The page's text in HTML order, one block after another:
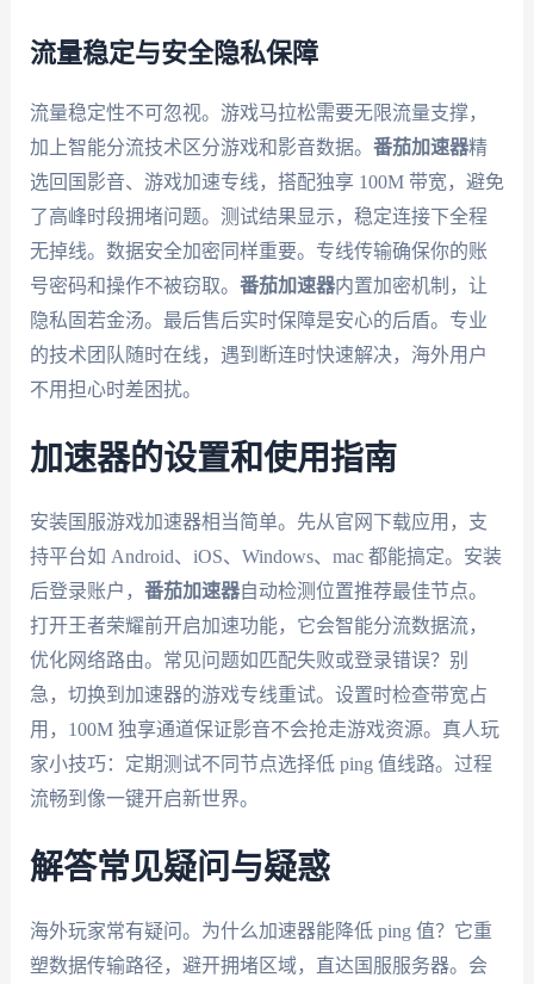
流量稳定与安全隐私保障
流量稳定性不可忽视。游戏马拉松需要无限流量支撑，
加上智能分流技术区分游戏和影音数据。 番茄加速器精
选回国影音、游戏加速专线，搭配独享 100M 带宽，避免
了高峰时段拥堵问题。测试结果显示，稳定连接下全程
无掉线。数据安全加密同样重要。专线传输确保你的账
号密码和操作不被窃取。 番茄加速器内置加密机制，让
隐私固若金汤。最后售后实时保障是安心的后盾。专业
的技术团队随时在线，遇到断连时快速解决，海外用户
不用担心时差困扰。
加速器的设置和使用指南
安装国服游戏加速器相当简单。先从官网下载应用，支
持平台如 Android、iOS、Windows、mac 都能搞定。安装
后登录账户， 番茄加速器自动检测位置推荐最佳节点。
打开王者荣耀前开启加速功能，它会智能分流数据流，
优化网络路由。常见问题如匹配失败或登录错误？别
急，切换到加速器的游戏专线重试。设置时检查带宽占
用，100M 独享通道保证影音不会抢走游戏资源。真人玩
家小技巧：定期测试不同节点选择低 ping 值线路。过程
流畅到像一键开启新世界。
解答常见疑问与疑惑
海外玩家常有疑问。为什么加速器能降低 ping 值？它重
塑数据传输路径，避开拥堵区域，直达国服服务器。会